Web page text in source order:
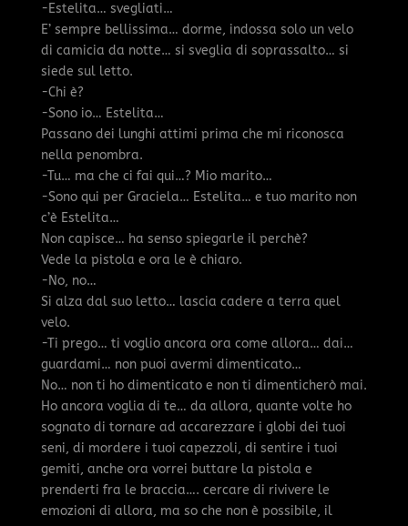
-Estelita… svegliati…
E’ sempre bellissima… dorme, indossa solo un velo
di camicia da notte… si sveglia di soprassalto… si
siede sul letto.
-Chi è?
-Sono io… Estelita…
Passano dei lunghi attimi prima che mi riconosca
nella penombra.
-Tu… ma che ci fai qui…? Mio marito…
-Sono qui per Graciela… Estelita… e tuo marito non
c’è Estelita…
Non capisce… ha senso spiegarle il perchè?
Vede la pistola e ora le è chiaro.
-No, no…
Si alza dal suo letto… lascia cadere a terra quel
velo.
-Ti prego… ti voglio ancora ora come allora… dai…
guardami… non puoi avermi dimenticato…
No… non ti ho dimenticato e non ti dimenticherò mai.
Ho ancora voglia di te… da allora, quante volte ho
sognato di tornare ad accarezzare i globi dei tuoi
seni, di mordere i tuoi capezzoli, di sentire i tuoi
gemiti, anche ora vorrei buttare la pistola e
prenderti fra le braccia…. cercare di rivivere le
emozioni di allora, ma so che non è possibile, il